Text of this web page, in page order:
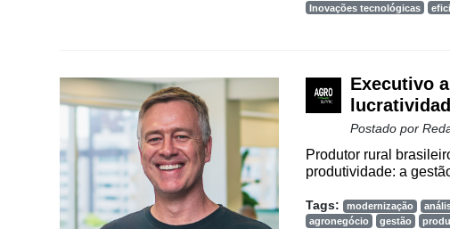
Inovações tecnológicas
Executivo
Postado por
Produtor rural
produtividade: a
Tags: modernização
agronegócio
gestão